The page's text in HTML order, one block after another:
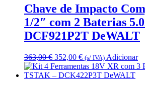
328,90 €.
313,39 €.
Chave de Impacto
1/2″ com 2 Baterias
DCF921P2T DeWALT
363,00€ O
preço
original
352,00 €O
preço
atual
(s/ IVA) Adicionar